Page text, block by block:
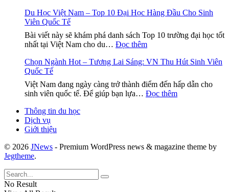
Việt
–
chi
và
cần
thiết
Công
Dân
–
Mới
Hứa
Học
Nam
Tiết
–
Chi
Cho
Sinh
Du Học Việt Nam – Top 10 Đại Học Hàng Đầu Cho Sinh
Viên Quốc Tế
Bài viết này sẽ khám phá danh sách Top 10 trường đại học tốt
nhất tại Việt Nam cho du… Đọc thêm:
Học
Nam
–
Top
Đầu
Chọn Ngành Hot – Tương Lai Sáng: VN Thu Hút Sinh Viên
Quốc Tế
Việt Nam đang ngày càng trở thành điểm đến hấp dẫn cho
sinh viên quốc tế. Để giúp bạn lựa… Đọc thêm:
Lai
Thông tin du học
Dịch vụ
Giới thiệu
© 2026 JNews - Premium WordPress news & magazine theme by
Jegtheme.
No Result